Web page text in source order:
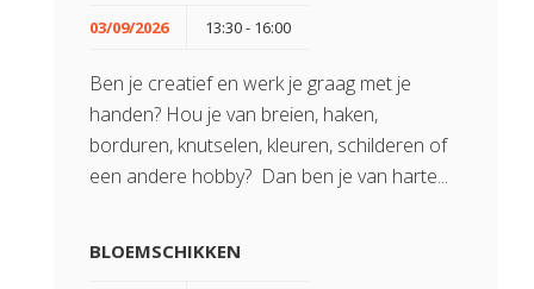
03/09/2026 13:30 - 16:00
Ben je creatief en werk je graag met je
handen? Hou je van breien, haken,
borduren, knutselen, kleuren, schilderen of
een andere hobby? Dan ben je van harte...
BLOEMSCHIKKEN